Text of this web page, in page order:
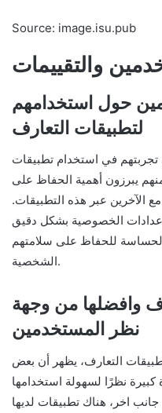
Source: image.isu.pub
والتقييمات
حول استخدامهم
لتطبيقات التعارف
في استخدام تطبيقات
يبرزون أهمية الحفاظ على
الآخرين عبر هذه التطبيقات.
الخصوصية بشكل دقيق
للحفاظ على سلامتهم
الشخصية.
وافضلها من وجهة
نظر المستخدمين
التعارف، يظهر أن بعض
نظرًا لسهولة استخدامها
اخر، هناك تطبيقات لديها